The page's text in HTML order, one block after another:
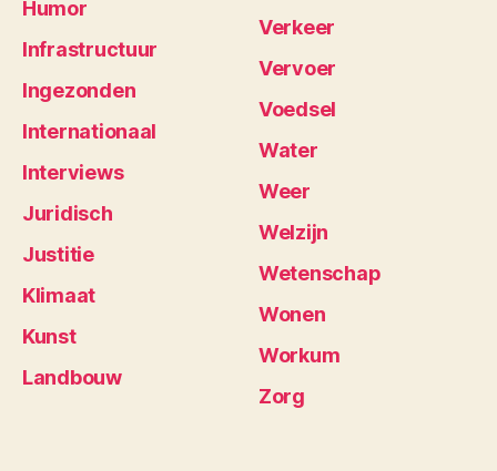
Humor
Infrastructuur
Ingezonden
Internationaal
Interviews
Juridisch
Justitie
Klimaat
Kunst
Landbouw
Verkeer
Vervoer
Voedsel
Water
Weer
Welzijn
Wetenschap
Wonen
Workum
Zorg